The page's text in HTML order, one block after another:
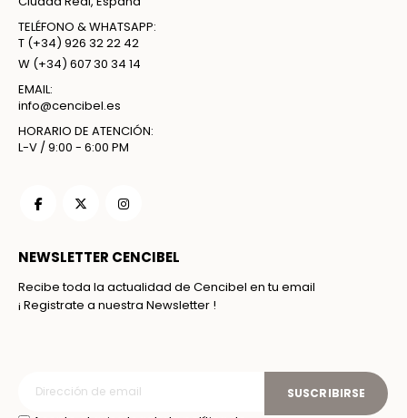
TELÉFONO & WHATSAPP:
T (+34) 926 32 22 42
W (+34) 607 30 34 14
EMAIL:
info@cencibel.es
HORARIO DE ATENCIÓN:
L-V / 9:00 - 6:00 PM
NEWSLETTER CENCIBEL
Recibe toda la actualidad de Cencibel en tu email
¡ Registrate a nuestra Newsletter !
SUSCRIBIRSE